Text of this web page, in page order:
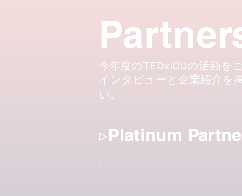
今年度のTEDxICUの活動を
インタビューと企業紹介を
い。
▹Platinum